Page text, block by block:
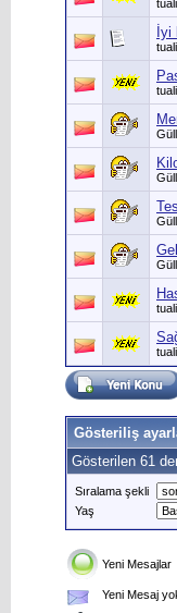
İyi
Gösteriliş
Gösterilen 61
Sıralama şekli
Yaş
Yeni Mesajlar
Yeni Mesaj